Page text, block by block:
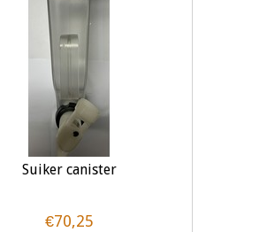
Suiker canister
€70,25